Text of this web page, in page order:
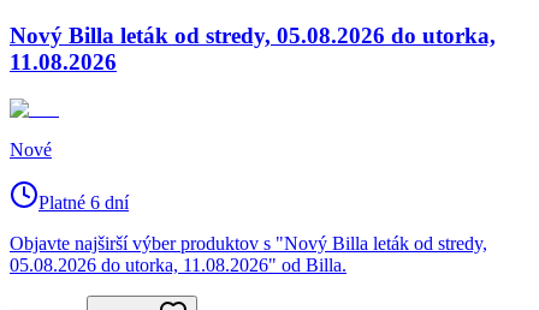
Nový Billa leták od stredy, 05.08.2026 do utorka,
11.08.2026
Nové
Platné 6 dní
Objavte najširší výber produktov s "Nový Billa leták od stredy,
05.08.2026 do utorka, 11.08.2026" od Billa.